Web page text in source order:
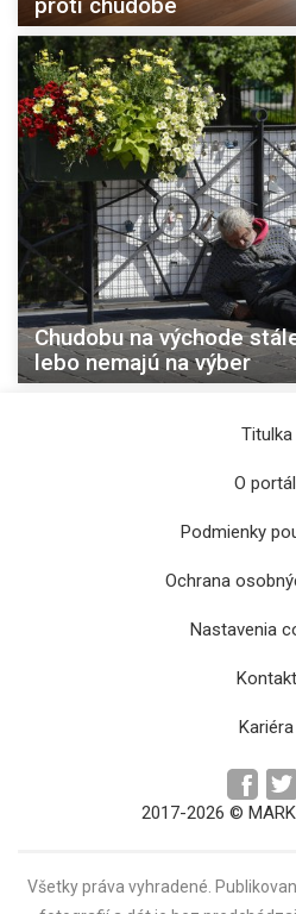
Chudobu na východe
lebo nemajú na výber
Titulka
O
Podmienky
Ochrana
Nastavenia
Kontakt
Kariéra
2017-2026 © MARK
Všetky práva vyhradené.